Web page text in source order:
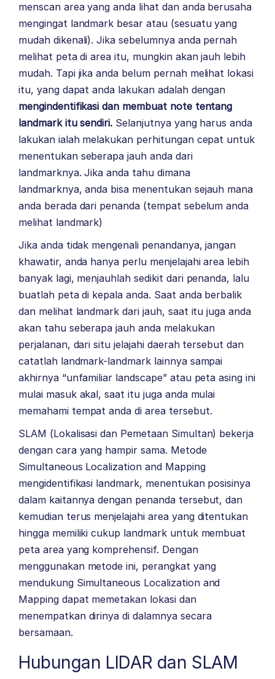
menscan area yang anda lihat dan anda berusaha
mengingat landmark besar atau (sesuatu yang
mudah dikenali). Jika sebelumnya anda pernah
melihat peta di area itu, mungkin akan jauh lebih
mudah. Tapi jika anda belum pernah melihat lokasi
itu, yang dapat anda lakukan adalah dengan
mengindentifikasi dan membuat note tentang
landmark itu sendiri. Selanjutnya yang harus anda
lakukan ialah melakukan perhitungan cepat untuk
menentukan seberapa jauh anda dari
landmarknya. Jika anda tahu dimana
landmarknya, anda bisa menentukan sejauh mana
anda berada dari penanda (tempat sebelum anda
melihat landmark)
Jika anda tidak mengenali penandanya, jangan
khawatir, anda hanya perlu menjelajahi area lebih
banyak lagi, menjauhlah sedikit dari penanda, lalu
buatlah peta di kepala anda. Saat anda berbalik
dan melihat landmark dari jauh, saat itu juga anda
akan tahu seberapa jauh anda melakukan
perjalanan, dari situ jelajahi daerah tersebut dan
catatlah landmark-landmark lainnya sampai
akhirnya “unfamiliar landscape” atau peta asing ini
mulai masuk akal, saat itu juga anda mulai
memahami tempat anda di area tersebut.
SLAM (Lokalisasi dan Pemetaan Simultan) bekerja
dengan cara yang hampir sama. Metode
Simultaneous Localization and Mapping
mengidentifikasi landmark, menentukan posisinya
dalam kaitannya dengan penanda tersebut, dan
kemudian terus menjelajahi area yang ditentukan
hingga memiliki cukup landmark untuk membuat
peta area yang komprehensif. Dengan
menggunakan metode ini, perangkat yang
mendukung Simultaneous Localization and
Mapping dapat memetakan lokasi dan
menempatkan dirinya di dalamnya secara
bersamaan.
Hubungan LIDAR dan SLAM